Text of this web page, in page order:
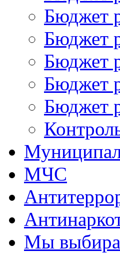
Бюджет
Бюджет
Бюджет
Бюджет
Бюджет
МЧС
Мы